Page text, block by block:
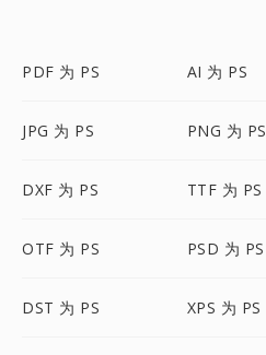
PDF 为 PS AI 为 PS
JPG 为 PS PNG 为 PS
DXF 为 PS TTF 为 PS
OTF 为 PS PSD 为 PS
DST 为 PS XPS 为 PS